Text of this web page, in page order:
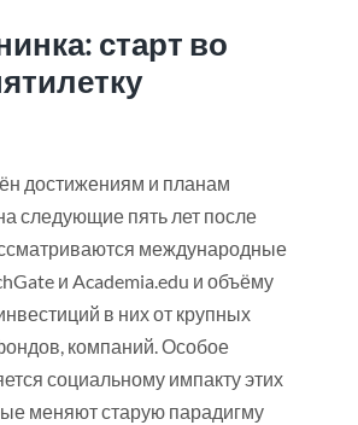
старт во
достижениям и планам
следующие пять лет после
международные
и Academia.edu и объёму
в них от крупных
компаний. Особое
социальному импакту этих
меняют старую парадигму